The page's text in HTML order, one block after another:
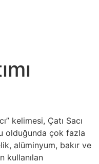
kelimesi, Çatı Sacı
olduğunda çok fazla
alüminyum, bakır ve
kullanılan